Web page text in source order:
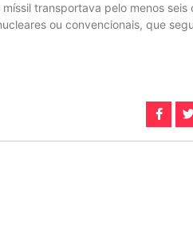
transportava pelo menos seis
ou convencionais, que